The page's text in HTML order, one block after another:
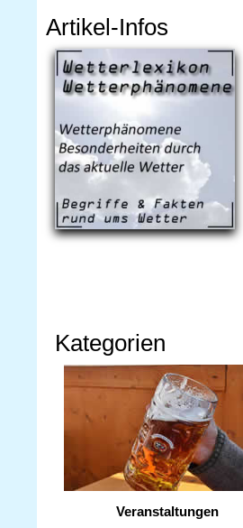
Artikel-Infos
Kategorien
Veranstaltungen